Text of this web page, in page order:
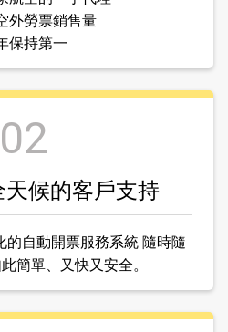
外勞票銷售量
保持第一
02
候的客戶支持
自動開票服務系統 隨時隨
簡單、又快又安全。